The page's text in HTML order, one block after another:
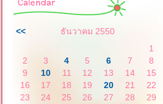
<<
ธันวาคม 2550
1
2
3 4 5 6 7
8
9
10 11 12 13 14
15
16
17 18 19 20 21
22
23
24 25 26 27 28
29